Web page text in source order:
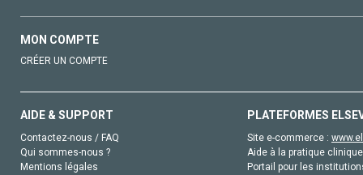
MON COMPTE
CRÉER UN COMPTE
AIDE & SUPPORT
Contactez-nous / FAQ
Qui sommes-nous ?
Mentions légales
PLATEFORMES
Site e-commerce :
Aide à la pratique
Portail pour les